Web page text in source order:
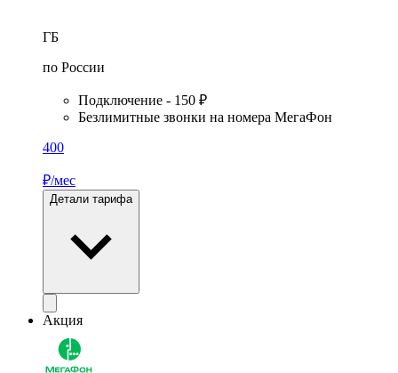
ГБ
по России
Подключение - 150 ₽
Безлимитные звонки на номера МегаФон
400
₽/мес
Детали тарифа
Акция